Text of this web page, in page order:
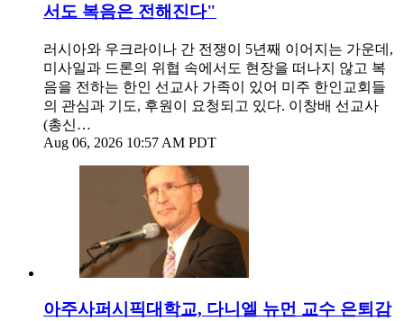
서도 복음은 전해진다"
러시아와 우크라이나 간 전쟁이 5년째 이어지는 가운데,
미사일과 드론의 위협 속에서도 현장을 떠나지 않고 복
음을 전하는 한인 선교사 가족이 있어 미주 한인교회들
의 관심과 기도, 후원이 요청되고 있다. 이창배 선교사
(총신…
Aug 06, 2026 10:57 AM PDT
아주사퍼시픽대학교, 다니엘 뉴먼 교수 은퇴감